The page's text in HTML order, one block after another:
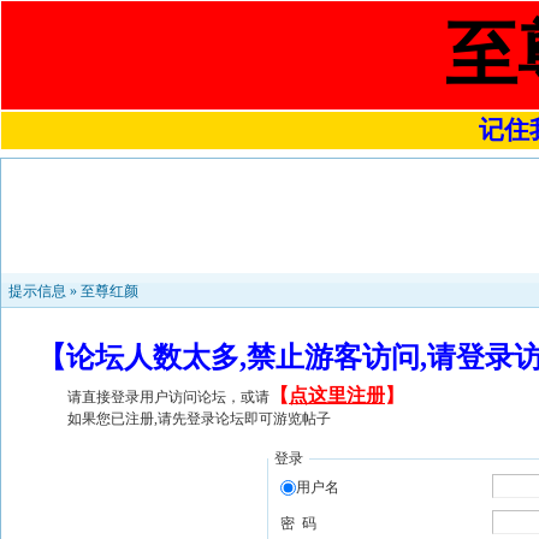
至
记住
提示信息 » 至尊红颜
【论坛人数太多,禁止游客访问,请登
请直接登录用户访问论坛，或请 【 点这里注册】
如果您已注册,请先登录论坛即可游览帖子
登录
用户名
密 码